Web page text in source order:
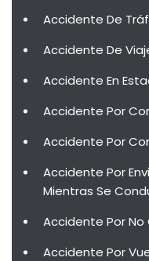
Accidente De
Accidente De
Accidente En
Accidente Por
Accidente Por
Accidente Por
Mientras Se
Accidente Por No
Accidente Por